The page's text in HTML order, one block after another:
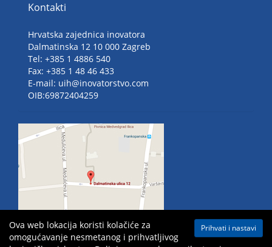
Kontakti
Hrvatska zajednica inovatora
Dalmatinska 12 10 000 Zagreb
Tel: +385 1 4886 540
Fax: +385 1 48 46 433
E-mail: uih@inovatorstvo.com
OIB:69872404259
Prihvati i nastavi
Ova web lokacija koristi kolačiće za
omogućavanje nesmetanog i prihvatljivog